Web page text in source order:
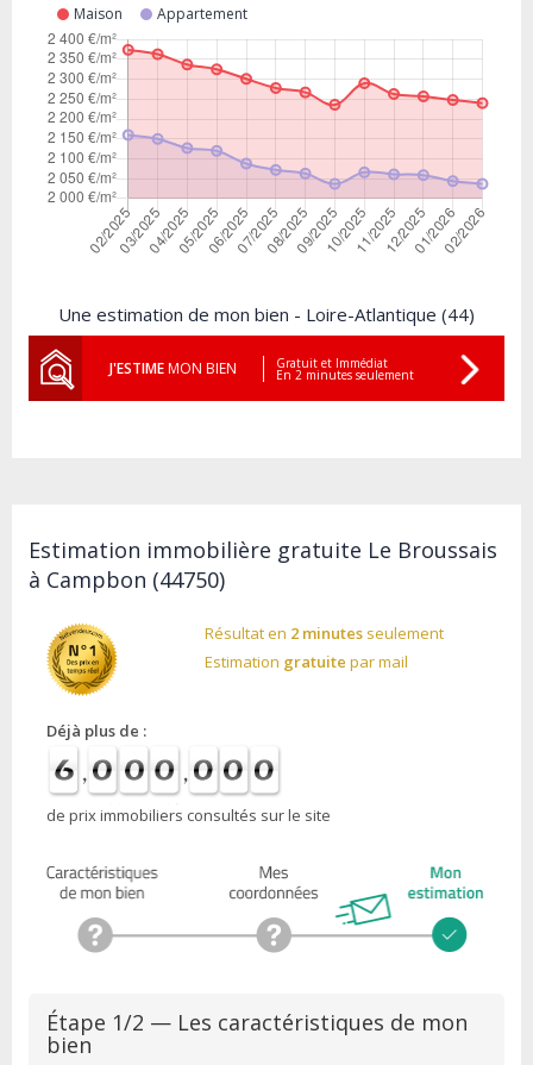
Maison Appartement
Une estimation de mon bien - Loire-Atlantique (44)
J'ESTIMEMON BIEN Gratuit et Immédiat
En 2 minutes seulement
Estimation immobilière gratuite Le Broussais
à Campbon (44750)
Résultat en 2 minutes seulement
Estimation gratuite par mail
Déjà plus de :
de prix immobiliers consultés sur le site
Étape 1/2 — Les caractéristiques de mon
bien